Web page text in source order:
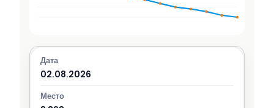
02.08.2026